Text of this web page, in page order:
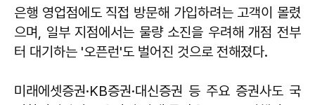
은행 영업점에도 직접 방문해 가입하려는 고객이 몰렸
으며, 일부 지점에서는 물량 소진을 우려해 개점 전부
터 대기하는 '오픈런'도 벌어진 것으로 전해졌다.
미래에셋증권·KB증권·대신증권 등 주요 증권사도 국